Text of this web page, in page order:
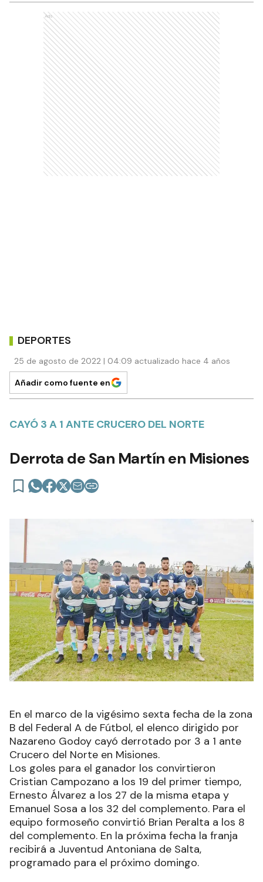
Ads
DEPORTES
25 de agosto de 2022 | 04:09 actualizado hace 4 años
Añadir como fuente en
CAYÓ 3 A 1 ANTE CRUCERO DEL NORTE
Derrota de San Martín en Misiones
En el marco de la vigésimo sexta fecha de la zona
B del Federal A de Fútbol, el elenco dirigido por
Nazareno Godoy cayó derrotado por 3 a 1 ante
Crucero del Norte en Misiones.
Los goles para el ganador los convirtieron
Cristian Campozano a los 19 del primer tiempo,
Ernesto Álvarez a los 27 de la misma etapa y
Emanuel Sosa a los 32 del complemento. Para el
equipo formoseño convirtió Brian Peralta a los 8
del complemento. En la próxima fecha la franja
recibirá a Juventud Antoniana de Salta,
programado para el próximo domingo.